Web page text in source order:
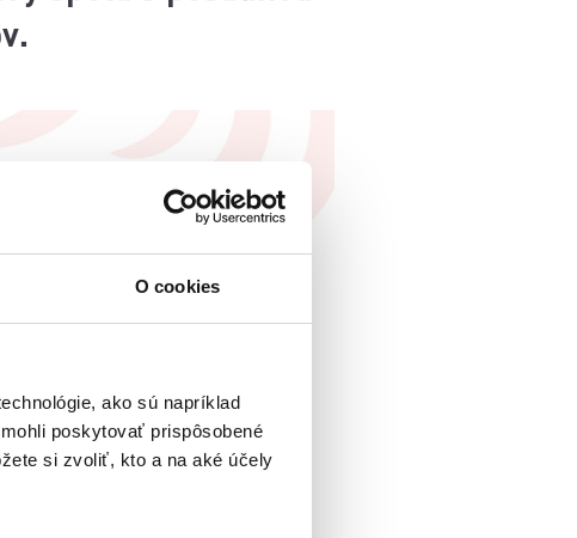
O cookies
ako sú napríklad
poskytovať prispôsobené
si zvoliť, kto a na aké účely